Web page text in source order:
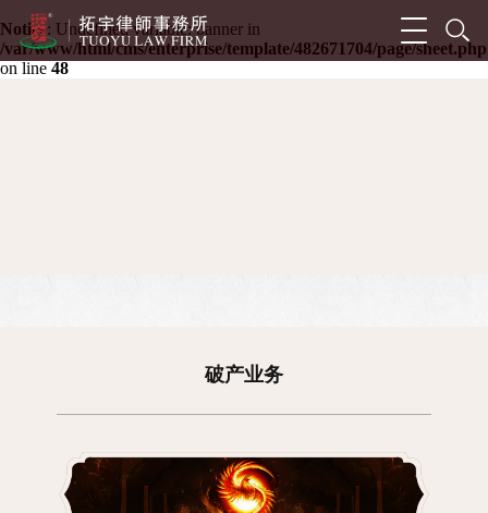
Notice: Undefined variable: banner in
/var/www/html/cms/enterprise/template/482671704/page/sheet.php
on line 48
破产业务